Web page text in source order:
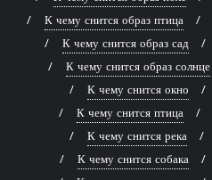
К чему снится образ птица
К чему снится образ сад
К чему снится образ солнце
К чему снится окно
К чему снится птица
К чему снится река
К чему снится собака